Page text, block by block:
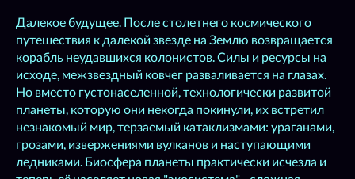
Далекое будущее. После столетнего космического
путешествия к далекой звезде на Землю возвращается
корабль неудавшихся колонистов. Силы и ресурсы на
исходе, межзвездный ковчег разваливается на глазах.
Но вместо густонаселенной, технологически развитой
планеты, которую они некогда покинули, их встретил
незнакомый мир, терзаемый катаклизмами: ураганами,
грозами, извержениями вулканов и наступающими
ледниками. Биосфера планеты практически исчезла и